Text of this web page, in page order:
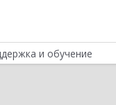
и обучение